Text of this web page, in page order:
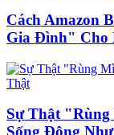
Cách Amazon
Gia Đình" Cho
Sự Thật